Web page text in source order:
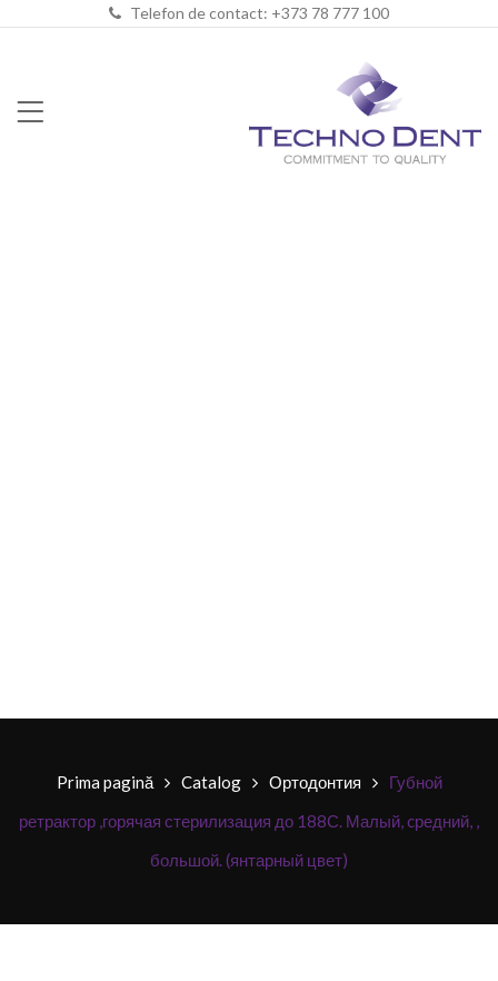
Telefon de contact: +373 78 777 100
Prima pagină Catalog Ортодонтия
Губной
ретрактор ,горячая стерилизация до 188С. Малый, cредний, ,
большой. (янтарный цвет)